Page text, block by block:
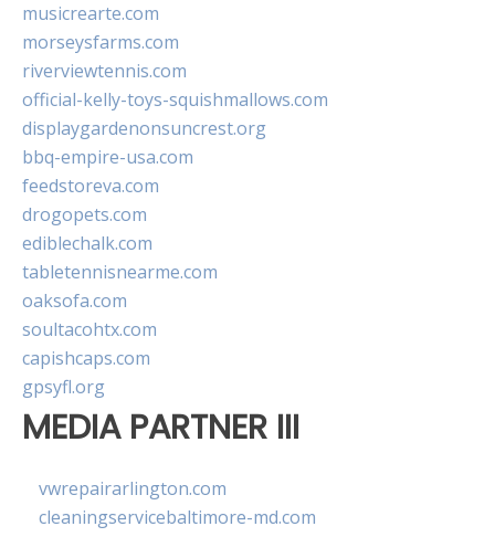
musicrearte.com
morseysfarms.com
riverviewtennis.com
official-kelly-toys-squishmallows.com
displaygardenonsuncrest.org
bbq-empire-usa.com
feedstoreva.com
drogopets.com
ediblechalk.com
tabletennisnearme.com
oaksofa.com
soultacohtx.com
capishcaps.com
gpsyfl.org
MEDIA PARTNER III
vwrepairarlington.com
cleaningservicebaltimore-md.com